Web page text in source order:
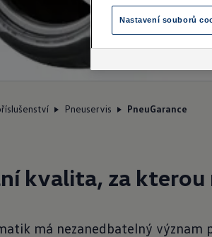
Pneuservis PneuGarance
kvalita, za kterou
má nezanedbatelný
Nastavení souborů